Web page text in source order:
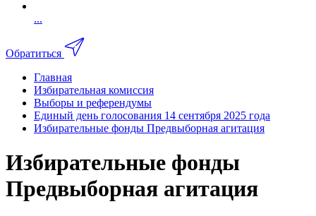
...
Обратиться
Главная
Избирательная комиссия
Выборы и референдумы
Единый день голосования 14 сентября 2025 года
Избирательные фонды Предвыборная агитация
Избирательные фонды
Предвыборная агитация